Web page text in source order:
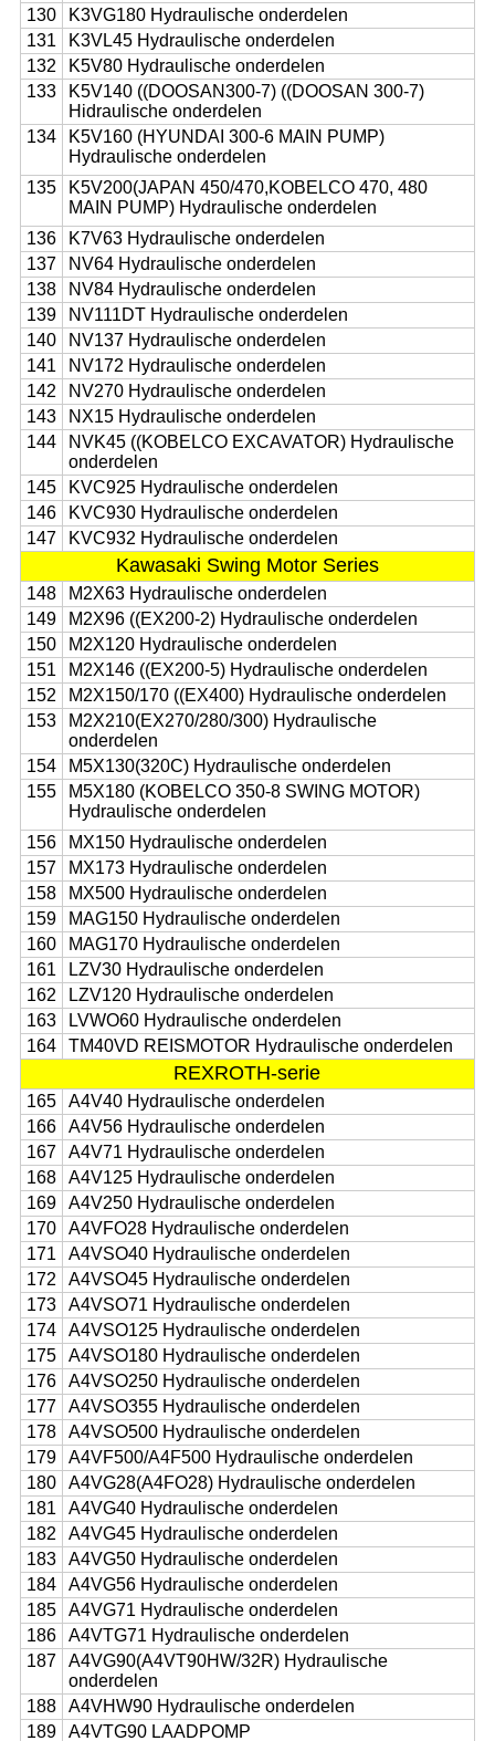
130
K3VG180 Hydraulische onderdelen
131
K3VL45 Hydraulische onderdelen
132
K5V80 Hydraulische onderdelen
133
K5V140 ((DOOSAN300-7) ((DOOSAN 300-7)
Hidraulische onderdelen
134
K5V160 (HYUNDAI 300-6 MAIN PUMP)
Hydraulische onderdelen
135
K5V200(JAPAN 450/470,KOBELCO 470, 480
MAIN PUMP) Hydraulische onderdelen
136
K7V63 Hydraulische onderdelen
137
NV64 Hydraulische onderdelen
138
NV84 Hydraulische onderdelen
139
NV111DT Hydraulische onderdelen
140
NV137 Hydraulische onderdelen
141
NV172 Hydraulische onderdelen
142
NV270 Hydraulische onderdelen
143
NX15 Hydraulische onderdelen
144
NVK45 ((KOBELCO EXCAVATOR) Hydraulische
onderdelen
145
KVC925 Hydraulische onderdelen
146
KVC930 Hydraulische onderdelen
147
KVC932 Hydraulische onderdelen
Kawasaki Swing Motor Series
148
M2X63 Hydraulische onderdelen
149
M2X96 ((EX200-2) Hydraulische onderdelen
150
M2X120 Hydraulische onderdelen
151
M2X146 ((EX200-5) Hydraulische onderdelen
152
M2X150/170 ((EX400) Hydraulische onderdelen
153
M2X210(EX270/280/300) Hydraulische
onderdelen
154
M5X130(320C) Hydraulische onderdelen
155
M5X180 (KOBELCO 350-8 SWING MOTOR)
Hydraulische onderdelen
156
MX150 Hydraulische onderdelen
157
MX173 Hydraulische onderdelen
158
MX500 Hydraulische onderdelen
159
MAG150 Hydraulische onderdelen
160
MAG170 Hydraulische onderdelen
161
LZV30 Hydraulische onderdelen
162
LZV120 Hydraulische onderdelen
163
LVWO60 Hydraulische onderdelen
164
TM40VD REISMOTOR Hydraulische onderdelen
REXROTH-serie
165
A4V40 Hydraulische onderdelen
166
A4V56 Hydraulische onderdelen
167
A4V71 Hydraulische onderdelen
168
A4V125 Hydraulische onderdelen
169
A4V250 Hydraulische onderdelen
170
A4VFO28 Hydraulische onderdelen
171
A4VSO40 Hydraulische onderdelen
172
A4VSO45 Hydraulische onderdelen
173
A4VSO71 Hydraulische onderdelen
174
A4VSO125 Hydraulische onderdelen
175
A4VSO180 Hydraulische onderdelen
176
A4VSO250 Hydraulische onderdelen
177
A4VSO355 Hydraulische onderdelen
178
A4VSO500 Hydraulische onderdelen
179
A4VF500/A4F500 Hydraulische onderdelen
180
A4VG28(A4FO28) Hydraulische onderdelen
181
A4VG40 Hydraulische onderdelen
182
A4VG45 Hydraulische onderdelen
183
A4VG50 Hydraulische onderdelen
184
A4VG56 Hydraulische onderdelen
185
A4VG71 Hydraulische onderdelen
186
A4VTG71 Hydraulische onderdelen
187
A4VG90(A4VT90HW/32R) Hydraulische
onderdelen
188
A4VHW90 Hydraulische onderdelen
189
A4VTG90 LAADPOMP